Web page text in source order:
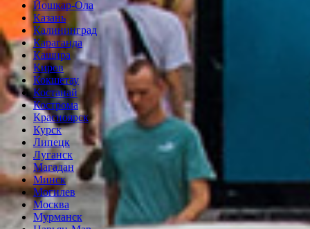
Йошкар-Ола
Казань
Калининград
Караганда
Кашира
Киров
Кокшетау
Костанай
Кострома
Красноярск
Курск
Липецк
Луганск
Магадан
Минск
Могилев
Москва
Мурманск